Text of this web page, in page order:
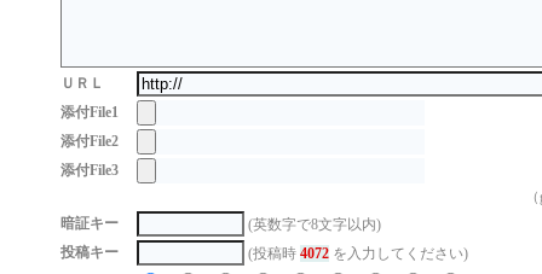
ＵＲＬ
添付File1
添付File2
添付File3
暗証キー
(英数字で8文字以内)
投稿キー
(投稿時 4072 を入力してください)